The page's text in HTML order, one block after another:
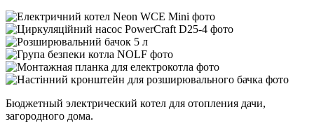
Бюджетный электрический котел для отопления дачи,
загородного дома.